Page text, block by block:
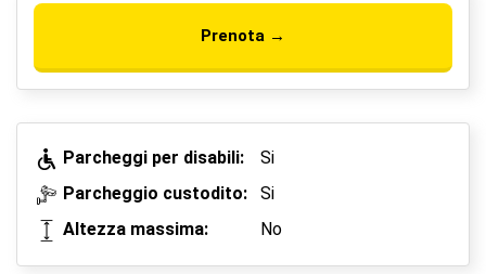
Prenota →
Parcheggi per disabili:
Si
Parcheggio custodito:
Si
Altezza massima:
No